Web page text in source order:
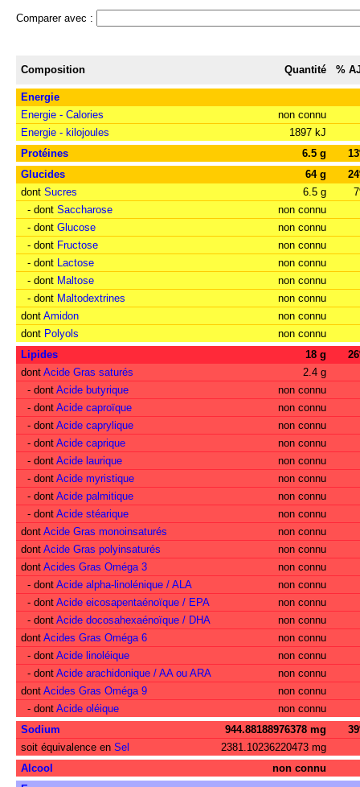
Comparer avec :
Composition Quantité %
Energie
Energie - Calories
non connu
Energie - kilojoules
1897 kJ
Protéines
6.5 g
Glucides
64 g
dont Sucres 6.5 g
- dont Saccharose
non connu
- dont Glucose
non connu
- dont Fructose
non connu
- dont Lactose
non connu
- dont Maltose
non connu
- dont Maltodextrines
non connu
dont Amidon
non connu
dont Polyols
non connu
Lipides
18 g
dont Acide Gras saturés
2.4 g
- dont Acide butyrique
non connu
- dont Acide caproïque
non connu
- dont Acide caprylique
non connu
- dont Acide caprique
non connu
- dont Acide laurique
non connu
- dont Acide myristique
non connu
- dont Acide palmitique
non connu
- dont Acide stéarique
non connu
dont Acide Gras monoinsaturés
non connu
dont Acide Gras polyinsaturés
non connu
dont Acides Gras Oméga 3
non connu
- dont Acide alpha-linolénique / ALA
non connu
- dont Acide eicosapentaénoïque / EPA
non connu
- dont Acide docosahexaénoïque / DHA
non connu
dont Acides Gras Oméga 6
non connu
- dont Acide linoléique
non connu
- dont Acide arachidonique / AA ou ARA
non connu
dont Acides Gras Oméga 9
non connu
- dont Acide oléique
non connu
Sodium
944.88188976378 mg
soit équivalence en Sel
2381.10236220473 mg
Alcool
non connu